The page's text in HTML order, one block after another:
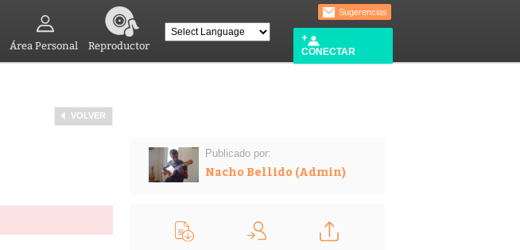
Área Personal Reproductor
Sugerencias
CONECTAR
VOLVER
Publicado por:
Nacho Bellido (Admin)